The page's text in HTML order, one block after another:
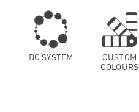
DC SYSTEM
CUSTOM
COLOURS